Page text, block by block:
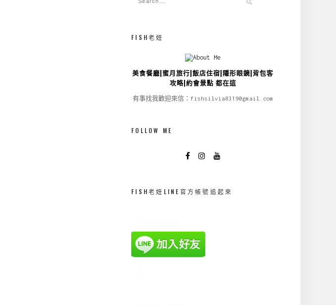
FISH老妞
美食餐廳|蜜月旅行|飯店住宿|隱形眼鏡|背包客
攻略|約會景點 都在這
有事找我歡迎來信：fishsilvia8319@gmail.com
FOLLOW ME
FISH老妞LINE官方帳號追起來